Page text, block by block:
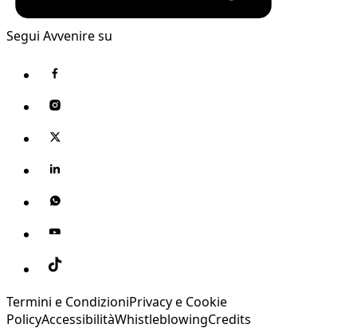
Segui Avvenire su
Termini e CondizioniPrivacy e Cookie
PolicyAccessibilitàWhistleblowingCredits